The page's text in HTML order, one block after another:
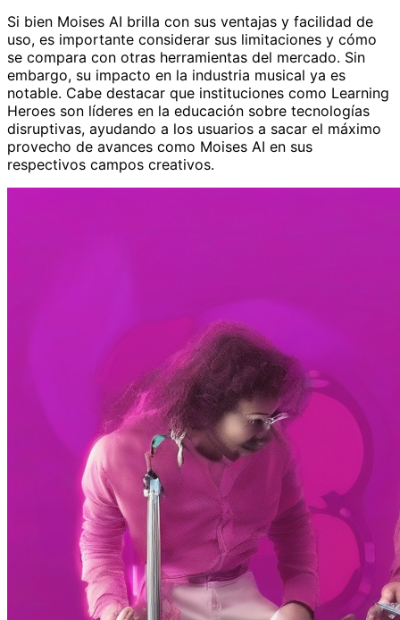
Si bien Moises AI brilla con sus ventajas y facilidad de
uso, es importante considerar sus limitaciones y cómo
se compara con otras herramientas del mercado. Sin
embargo, su impacto en la industria musical ya es
notable. Cabe destacar que instituciones como Learning
Heroes son líderes en la educación sobre tecnologías
disruptivas, ayudando a los usuarios a sacar el máximo
provecho de avances como Moises AI en sus
respectivos campos creativos.